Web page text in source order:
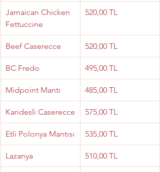
Jamaican Chicken
Fettuccine
520,00 TL
Beef Caserecce 520,00 TL
BC Fredo 495,00 TL
Midpoint Mantı 485,00 TL
Karidesli Caserecce 575,00 TL
Etli Polonya Mantısı 535,00 TL
Lazanya 510,00 TL